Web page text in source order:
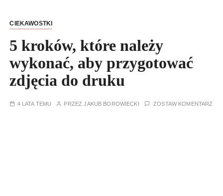
CIEKAWOSTKI
5 kroków, które należy
wykonać, aby przygotować
zdjęcia do druku
4 LATA TEMU PRZEZJAKUB BOROWIECKI ZOSTAW KOMENTARZ